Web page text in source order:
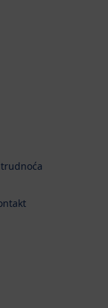
trudnoća